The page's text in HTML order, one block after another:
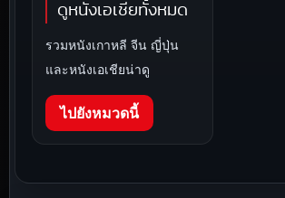
ดูหนังเอเชียทั้งหมด
รวมหนังเกาหลี จีน ญี่ปุ่น
และหนังเอเชียน่าดู
ไปยังหมวดนี้